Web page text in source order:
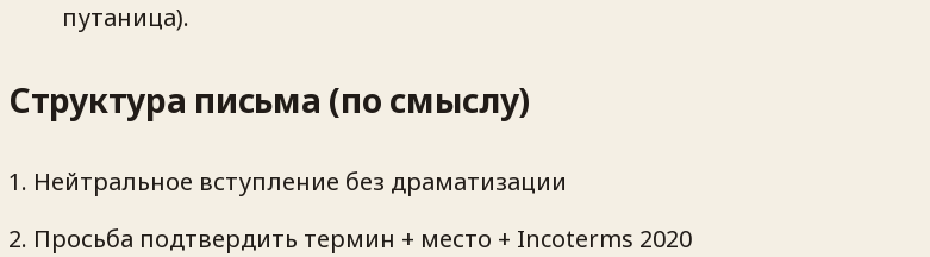
путаница).
Структура письма (по смыслу)
Нейтральное вступление без драматизации
Просьба подтвердить термин + место + Incoterms 2020